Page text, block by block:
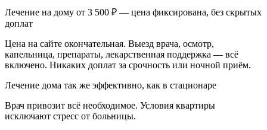
Лечение на дому от 3 500 ₽ — цена фиксирована, без скрытых
доплат
Цена на сайте окончательная. Выезд врача, осмотр,
капельница, препараты, лекарственная поддержка — всё
включено. Никаких доплат за срочность или ночной приём.
Лечение дома так же эффективно, как в стационаре
Врач привозит всё необходимое. Условия квартиры
исключают стресс от больницы.